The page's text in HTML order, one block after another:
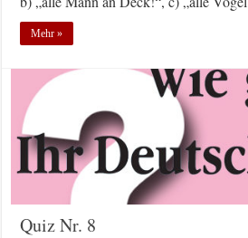
Mehr »
Quiz Nr. 8